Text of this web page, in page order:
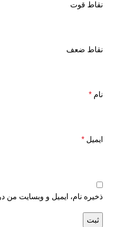
نقاط قوت
نقاط ضعف
نام *
ایمیل *
ذخیره نام، ایمیل و وبسایت من